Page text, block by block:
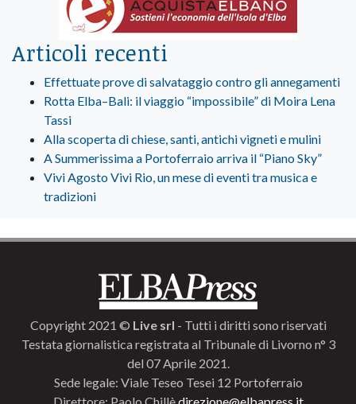
Articoli recenti
Effettuate prove di salvataggio contro gli annegamenti
Rotta Elba–Bali: il viaggio “impossibile” di Moira Lena
Tassi
Alla scoperta di chiese, santi, antichi vigneti e mulini
A Summerissima a Portoferraio arriva il “Piano Sky”
Vivi Agosto Vivi Rio, un mese di eventi tra musica e
tradizioni
Copyright 2021 © Live srl - Tutti i diritti sono riservati
Testata giornalistica registrata al Tribunale di Livorno n° 3
del 07 Aprile 2021.
Sede legale: Viale Teseo Tesei 12 Portoferraio